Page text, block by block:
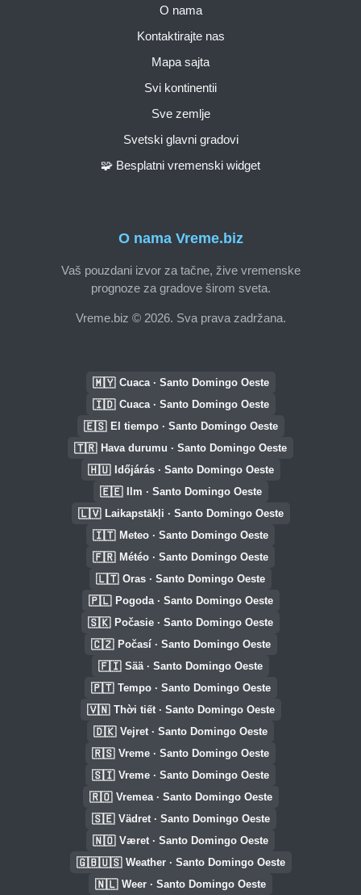
O nama Vreme.biz
Vaš pouzdani izvor za tačne, žive vremenske
prognoze za gradove širom sveta.
Vreme.biz © 2026. Sva prava zadržana.
O nama
Kontaktirajte nas
Mapa sajta
Svi kontinentii
Sve zemlje
Svetski glavni gradovi
🧩 Besplatni vremenski widget
🇲🇾 Cuaca · Santo Domingo Oeste
🇮🇩 Cuaca · Santo Domingo Oeste
🇪🇸 El tiempo · Santo Domingo Oeste
🇹🇷 Hava durumu · Santo Domingo Oeste
🇭🇺 Időjárás · Santo Domingo Oeste
🇪🇪 Ilm · Santo Domingo Oeste
🇱🇻 Laikapstākļi · Santo Domingo Oeste
🇮🇹 Meteo · Santo Domingo Oeste
🇫🇷 Météo · Santo Domingo Oeste
🇱🇹 Oras · Santo Domingo Oeste
🇵🇱 Pogoda · Santo Domingo Oeste
🇸🇰 Počasie · Santo Domingo Oeste
🇨🇿 Počasí · Santo Domingo Oeste
🇫🇮 Sää · Santo Domingo Oeste
🇵🇹 Tempo · Santo Domingo Oeste
🇻🇳 Thời tiết · Santo Domingo Oeste
🇩🇰 Vejret · Santo Domingo Oeste
🇷🇸 Vreme · Santo Domingo Oeste
🇸🇮 Vreme · Santo Domingo Oeste
🇷🇴 Vremea · Santo Domingo Oeste
🇸🇪 Vädret · Santo Domingo Oeste
🇳🇴 Været · Santo Domingo Oeste
🇬🇧🇺🇸 Weather · Santo Domingo Oeste
🇳🇱 Weer · Santo Domingo Oeste